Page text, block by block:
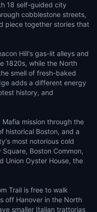
18 self-guided city
cobblestone streets,
piece together stories that
Hill's gas-lit alleys and
1820s, while the North
smell of fresh-baked
adds a different energy
history, and
mission through the
historical Boston, and a
most notorious cold
Boston Common,
Union Oyster House, the
Trail is free to walk
off Hanover in the North
smaller Italian trattorias